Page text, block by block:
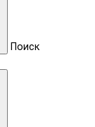
Поиск